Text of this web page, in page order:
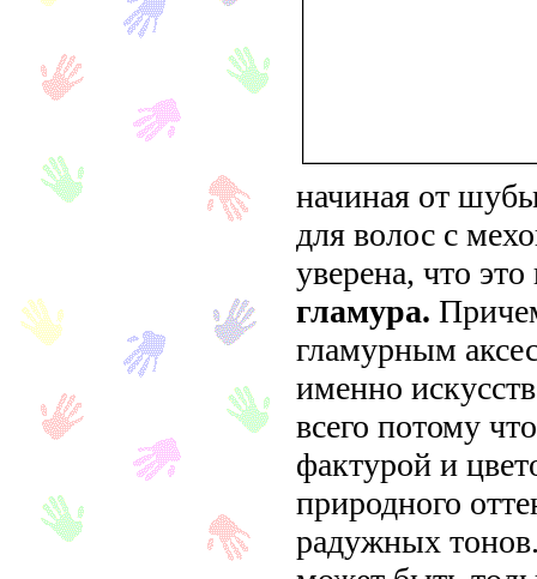
начиная от
для волос с
уверена, что
гламура.
гламурным
именно
всего потому
фактурой и
природного
радужных